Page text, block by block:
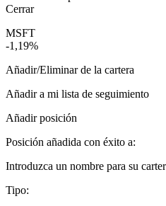
Cerrar
MSFT
-1,19%
Añadir/Eliminar de la cartera
Añadir a mi lista de seguimiento
Añadir posición
Posición añadida con éxito a:
Introduzca un nombre para su
Tipo: